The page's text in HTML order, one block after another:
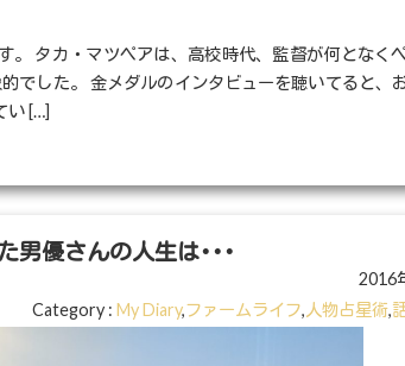
。 タカ・マツペアは、高校時代、監督が何となく
でした。 金メダルのインタビューを聴いてると、
い […]
男優さんの人生は･･･
2016
Category : My Diary,ファームライフ,人物占星術,